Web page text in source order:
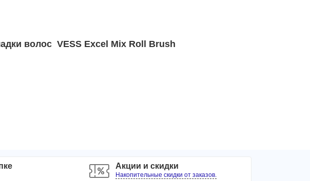
волос VESS Excel Mix Roll Brush
Акции и скидки
Накопительные скидки от заказов.